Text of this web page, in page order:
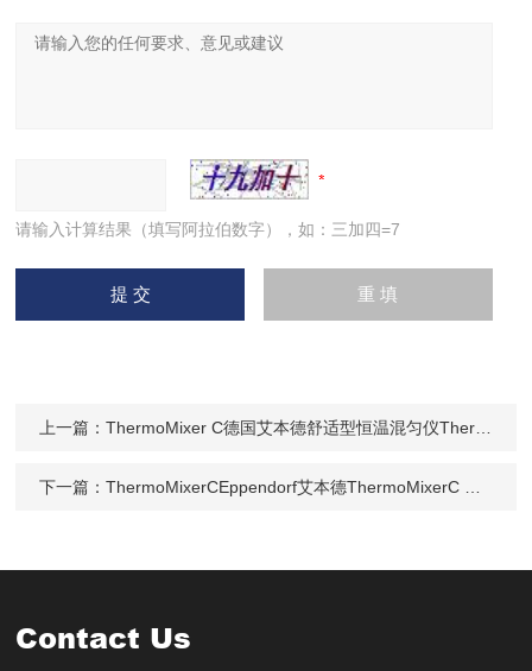
请输入计算结果（填写阿拉伯数字），如：三加四=7
上一篇：ThermoMixer C德国艾本德舒适型恒温混匀仪ThermoMixer C
下一篇：ThermoMixerCEppendorf艾本德ThermoMixerC 恒温混匀仪
Contact Us